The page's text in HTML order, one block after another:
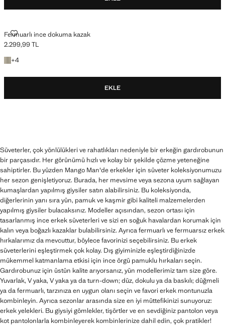
Fermuarlı ince dokuma kazak
FERMUARLI INCE DOKUMA KAZAK
Güncel fiyat [2.299,99 TL ]
2.299,99 TL
+4
+4 renk
EKLE
Süveterler, çok yönlülükleri ve rahatlıkları nedeniyle bir erkeğin gardırobunun
bir parçasıdır. Her görünümü hızlı ve kolay bir şekilde çözme yeteneğine
sahiptirler. Bu yüzden Mango Man'de erkekler için süveter koleksiyonumuzu
her sezon genişletiyoruz. Burada, her mevsime veya sezona uyum sağlayan
kumaşlardan yapılmış giysiler satın alabilirsiniz. Bu koleksiyonda,
diğerlerinin yanı sıra yün, pamuk ve kaşmir gibi kaliteli malzemelerden
yapılmış giysiler bulacaksınız. Modeller açısından, sezon ortası için
tasarlanmış ince erkek süveterleri ve sizi en soğuk havalardan korumak için
kalın veya boğazlı kazaklar bulabilirsiniz. Ayrıca fermuarlı ve fermuarsız erkek
hırkalarımız da mevcuttur, böylece favorinizi seçebilirsiniz. Bu erkek
süveterlerini eşleştirmek çok kolay. Dış giyiminizle eşleştirdiğinizde
mükemmel katmanlama etkisi için ince örgü pamuklu hırkaları seçin.
Gardırobunuz için üstün kalite arıyorsanız, yün modellerimiz tam size göre.
Yuvarlak, V yaka, V yaka ya da turn-down; düz, dokulu ya da baskılı; düğmeli
ya da fermuarlı, tarzınıza en uygun olanı seçin ve favori erkek montunuzla
kombinleyin. Ayrıca sezonlar arasında size en iyi müttefikinizi sunuyoruz:
erkek yelekleri. Bu giysiyi gömlekler, tişörtler ve en sevdiğiniz pantolon veya
kot pantolonlarla kombinleyerek kombinlerinize dahil edin, çok pratikler!